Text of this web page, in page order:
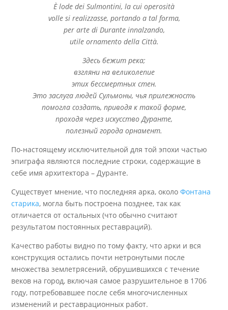
È lode dei Sulmontini, la cui operosità
volle si realizzasse, portando a tal forma,
per arte di Durante innalzando,
utile ornamento della Città.
Здесь бежит река;
взгляни на великолепие
этих бессмертных стен.
Это заслуга людей Сульмоны, чья прилежность
помогла создать, приводя к такой форме,
проходя через искусство Дуранте,
полезный города орнамент.
По-настоящему исключительной для той эпохи частью
эпиграфа являются последние строки, содержащие в
себе имя архитектора – Дуранте.
Существует мнение, что последняя арка, околоФонтана
старика, могла быть построена позднее, так как
отличается от остальных (что обычно считают
результатом постоянных реставраций).
Качество работы видно по тому факту, что арки и вся
конструкция остались почти нетронутыми после
множества землетрясений, обрушившихся с течение
веков на город, включая самое разрушительное в 1706
году, потребовавшее после себя многочисленных
изменений и реставрационных работ.